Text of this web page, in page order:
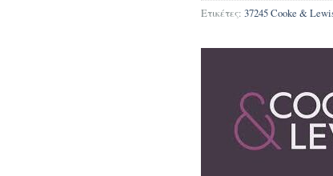
Ετικέτες: 37245 Cooke &